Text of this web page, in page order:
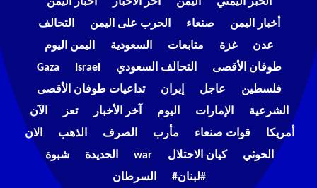
أخبار اليمن
صنعاء الحرب على اليمن
التحالف
عدن
غزة متابعات السعودية
اليمن اليوم
طوفان الأقصى
التحالف السعودي Israel
Gaza
فلسطين
عاجل إيران
تداعيات طوفان الأقصى
الشرعية
الإمارات اليوم آخر الأخبار تعز
الآن
أمريكا
قوات صنعاء مأرب الصرف الذهب
الان
الحوثي
كيان الاحتلال war الحديدة
شبوة
#لبنان#
السرطان